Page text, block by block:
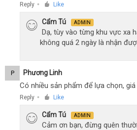
Reply ● Like
Cẩm Tú ADMIN
Dạ, tùy vào từng khu vực xa
không quá 2 ngày là nhận
P Phương Linh
Có nhiều sản phẩm để lựa chọn,
Reply ● Like
Cẩm Tú ADMIN
Cảm ơn bạn, đừng quên